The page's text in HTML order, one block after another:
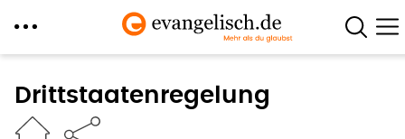
zum
Inhalt
Drittstaatenregelung